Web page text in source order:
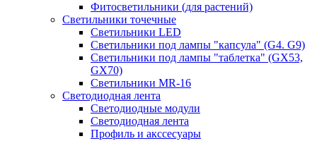
Фитосветильники (для растений)
Светильники точечные
Светильники LED
Светильники под лампы "капсула" (G4. G9)
Светильники под лампы "таблетка" (GX53,
GX70)
Светильники MR-16
Светодиодная лента
Светодиодные модули
Светодиодная лента
Профиль и акссесуары